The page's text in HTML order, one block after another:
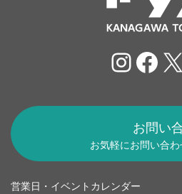
X
お問い
お気軽にお問い合
営業日・イベントカレンダー